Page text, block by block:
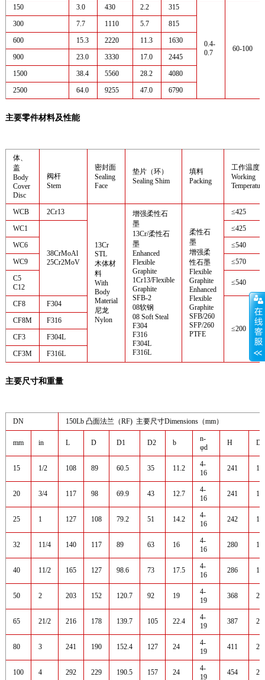
150
3.0 430 2.2 315
0.4-
0.7
60-100
300 7.7 1110 5.7
815
600
15.3 2220 11.3
1630
900
23.0 3330 17.0
2445
1500
38.4 5560 28.2
4080
2500
64.0 9255 47.0 6790
主要零件材料及性能
体、
盖
Body
Cover
Disc
阀杆
Stem
密封面
Sealing
Face
垫片（环）
Sealing Shim
填料
Packing
工作温度
Working
Temperature
WCB 2Cr13
13Cr
STL
木体材
料
With
Body
Material
尼龙
Nylon
增强柔性石
墨
13Cr/柔性石
墨
Enhanced
Flexible
Graphite
1Cr13/Flexible
Graphite
SFB-2
08软钢
08 Soft Steal
F304
F316
F304L
F316L
柔性石
墨
增强柔
性石墨
Flexible
Graphite
Enhanced
Flexible
Graphite
SFB/260
SFP/260
PTFE
≤425
WC1
38CrMoAl
25Cr2MoV
≤425
WC6
≤540
WC9
≤570
C5
C12
≤540
CF8 F304
≤200
CF8M
F316
CF3
F304L
CF3M
F316L
主要尺寸和重量
DN 150Lb 凸面法兰（RF) 主要尺寸Dimensions（mm）
mm in L D D1 D2 b
n-
φd
H D0
15 1/2 108 89 60.5 35 11.2
4-
16
241
20 3/4 117 98 69.9 43 12.7
4-
16
241
25 1 127 108 79.2 51 14.2
4-
16
242
32 11/4 140 117 89 63 16
4-
16
280
40 11/2 165 127 98.6 73 17.5
4-
16
286
50 2 203 152 120.7 92 19
4-
19
368
65 21/2 216 178 139.7 105 22.4
4-
19
387
80 3 241 190 152.4 127 24
4-
19
411
100 4 292 229 190.5 157 24
4-
19
454